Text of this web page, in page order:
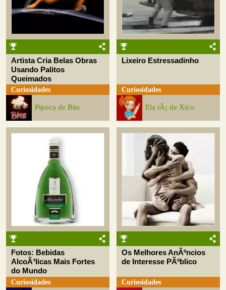
Artista Cria Belas Obras
Usando Palitos
Queimados
Curiosidades
Pipoca de Bits
Lixeiro Estressadinho
Curiosidades
Ela tÃ¡ de Xico
Fotos: Bebidas
AlcoÃ³licas Mais Fortes
do Mundo
Curiosidades
Os Melhores AnÃºncios
de Interesse PÃºblico
Curiosidades